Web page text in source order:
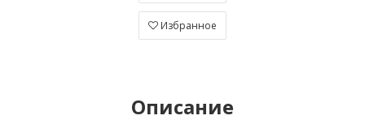
Избранное
Описание